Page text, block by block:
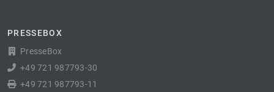
PRESSEBOX
PresseBox
+49 721 987793-30
+49 721 987793-11